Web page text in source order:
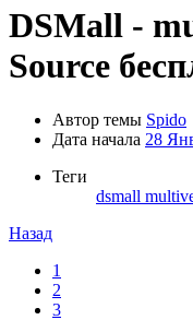
DSMall -
Source
Автор темы Spido
Дата начала 28
Теги
dsmall
Назад
1
2
3